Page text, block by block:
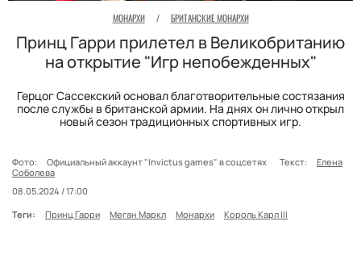
МОНАРХИ / БРИТАНСКИЕ МОНАРХИ
Принц Гарри прилетел в Великобританию
на открытие "Игр непобежденных"
Герцог Сассекский основал благотворительные состязания
после службы в британской армии. На днях он лично открыл
новый сезон традиционных спортивных игр.
Фото: Официальный аккаунт "Invictus games" в соцсетях Текст:
Елена
Соболева
08.05.2024 / 17:00
Теги:
Принц Гарри Меган Маркл Монархи Король Карл III